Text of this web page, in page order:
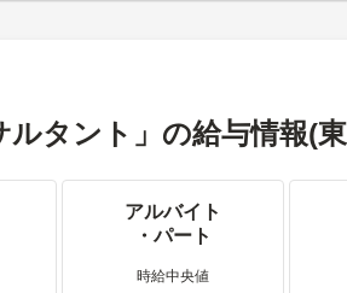
ルタント」の給与情報(
アルバイト
・パート
時給中央値